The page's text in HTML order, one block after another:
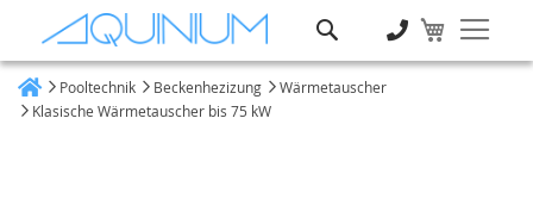
Pooltechnik Beckenhezizung
Wärmetauscher
Klasische Wärmetauscher bis 75 kW